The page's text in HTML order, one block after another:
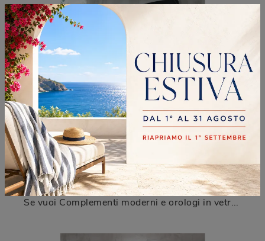
OROLOGIO SANREMO
Se vuoi Complementi moderni e orologi in vetro ottieni informazioni sul modello Orologio Sanremo della marca Riflessi.